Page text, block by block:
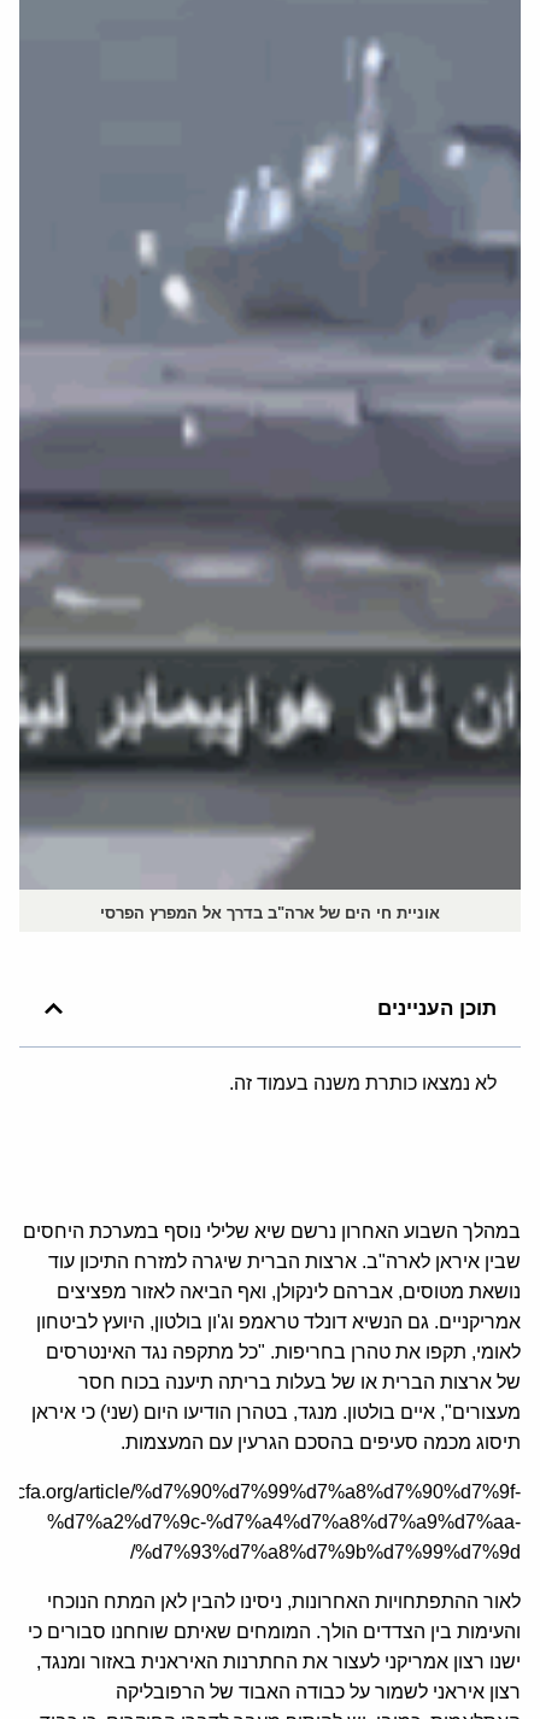
אוניית חי הים של ארה"ב בדרך אל המפרץ הפרסי
תוכן העניינים
לא נמצאו כותרת משנה בעמוד זה.
במהלך השבוע האחרון נרשם שיא שלילי נוסף במערכת היחסים
שבין איראן לארה"ב. ארצות הברית שיגרה למזרח התיכון עוד
נושאת מטוסים, אברהם לינקולן, ואף הביאה לאזור מפציצים
אמריקניים. גם הנשיא דונלד טראמפ וג'ון בולטון, היועץ לביטחון
לאומי, תקפו את טהרן בחריפות. "כל מתקפה נגד האינטרסים
של ארצות הברית או של בעלות בריתה תיענה בכוח חסר
מעצורים", איים בולטון. מנגד, בטהרן הודיעו היום (שני) כי איראן
תיסוג מכמה סעיפים בהסכם הגרעין עם המעצמות.
article/%d7%90%d7%99%d7%a8%d7%90%d7%9f-
%d7%a2%d7%9c-%d7%a4%d7%a8%d7%a9%d7%aa-
%d7%93%d7%a8%d7%9b%d7%99%d7%9d/
לאור ההתפתחויות האחרונות, ניסינו להבין לאן המתח הנוכחי
והעימות בין הצדדים הולך. המומחים שאיתם שוחחנו סבורים כי
ישנו רצון אמריקני לעצור את החתרנות האיראנית באזור ומנגד,
רצון איראני לשמור על כבודה האבוד של הרפובליקה